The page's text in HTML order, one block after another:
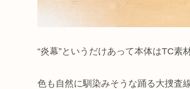
“炎幕”というだけあって本体はTC素
色も自然に馴染みそうな踊る大捜査